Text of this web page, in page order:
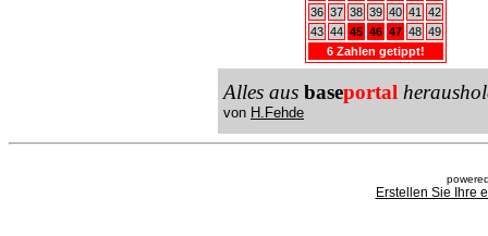
36 37 38 39 40 41
42
43 44 45 46 47 48 49
6 Zahlen getippt!
Alles aus baseportal
von H.Fehde
Erstellen Sie Ihre